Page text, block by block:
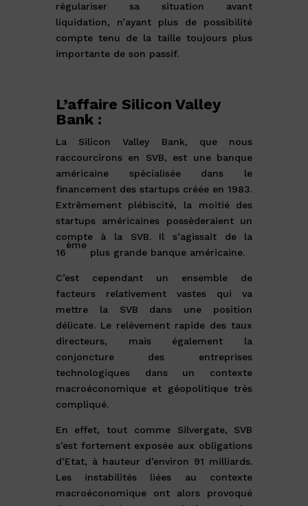
régulariser sa situation avant
liquidation, n’ayant plus de possibilité
compte tenu de la taille toujours plus
importante de son passif.
L’affaire Silicon Valley
Bank :
La Silicon Valley Bank, que nous
raccourcirons en SVB, est une banque
américaine spécialisée dans le
financement des startups créée en 1983.
Extrêmement plébiscité, la moitié des
startups américaines possèderaient un
compte à la SVB. Il s’agissait de la
16
ème
plus grande banque américaine.
C’est cependant un ensemble de
facteurs relativement vastes qui va
mettre la SVB dans une position
délicate. Le relèvement rapide des taux
directeurs, mais également la
conjoncture des entreprises
technologiques dans un contexte
macroéconomique et géopolitique très
compliqué.
En effet, tout comme Silvergate, SVB
s’est fortement exposée aux obligations
d’Etat, à hauteur d’environ 91 milliards.
Les instabilités liées au contexte
macroéconomique ont alors provoqué